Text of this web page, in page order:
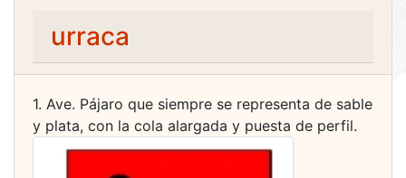
urraca
1. Ave. Pájaro que siempre se representa de sable
y plata, con la cola alargada y puesta de perfil.